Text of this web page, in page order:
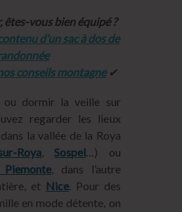
êtes-vous bien équipé ?
d’un sac à dos de
conseils montagne✔︎
ou dormir la veille sur
regarder les lieux
la vallée de la Roya
Roya ,Sospel…) ou
Piemonte, dans l’autre
et Nice. Pour des
en mode détente, on